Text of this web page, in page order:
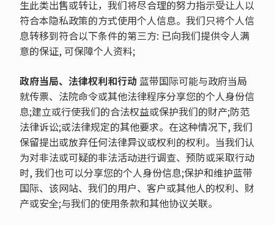
生此类出售或转让，我们将尽合理的努力指示受让人以
符合本隐私政策的方式使用个人信息。我们只将个人信
息转移到符合以下条件的第三方: 已向我们提供令人满
意的保证, 可保障个人资料;
政府当局、法律权利和行动 蓝带国际可能与政府当局
就传票、法院命令或其他法律程序分享您的个人身份信
息;建立或行使我们的合法权益或保护我们的财产;防范
法律诉讼;或法律规定的其他要求。在这种情况下, 我们
保留提出或放弃任何法律异议或权利的权利。当我们认
为对非法或可疑的非法活动进行调查、预防或采取行动
时, 我们也可以分享您的个人身份信息;保护和维护蓝带
国际、该网站、我们的用户、客户或其他人的权利、财
产或安全;与我们的使用条款和其他协议关联。